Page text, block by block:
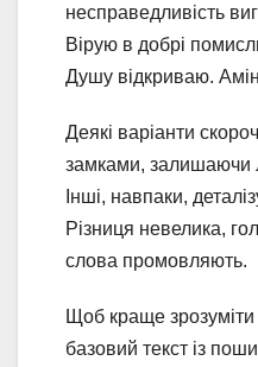
несправедливість
Вірую в добрі
Душу відкриваю.
Деякі варіанти
замками, залишаючи
Інші, навпаки,
Різниця невелика,
слова промовляють.
Щоб краще зрозуміти
базовий текст із